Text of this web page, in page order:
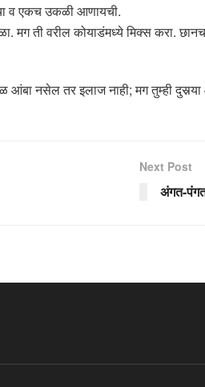
व एकच उकळी आणायची.
मग ती वरील कोयाडंमध्ये मिक्स करा.
आंबा नसेल तर इलाज नाही; मग तुम्ही
Next Post
अंगत-